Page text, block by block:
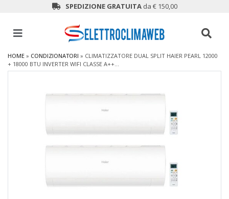
SPEDIZIONE GRATUITAda € 150,00
HOME » CONDIZIONATORI » CLIMATIZZATORE DUAL SPLIT HAIER PEARL 12000
+ 18000 BTU INVERTER WIFI CLASSE A++...